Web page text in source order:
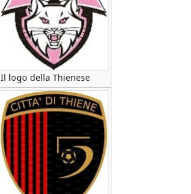
Il logo della Thienese